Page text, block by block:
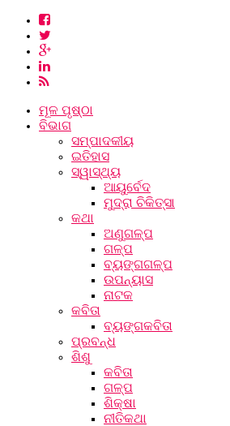
ମୂଳ ପୃଷ୍ଠା
ବିଭାଗ
ସମ୍ପାଦକୀୟ
ଇତିହାସ
ସ୍ୱାସ୍ଥ୍ୟ
ଆୟୁର୍ବେଦ
ମୁଦ୍ରା ଚିକିତ୍ସା
କଥା
ଅଣୁଗଳ୍ପ
ଗଳ୍ପ
ବ୍ୟଙ୍ଗଗଳ୍ପ
ଉପନ୍ୟାସ
ନାଟକ
କବିତା
ବ୍ୟଙ୍ଗକବିତା
ପ୍ରବନ୍ଧ
ଶିଶୁ
କବିତା
ଗଳ୍ପ
ଶିକ୍ଷା
ନୀତିକଥା